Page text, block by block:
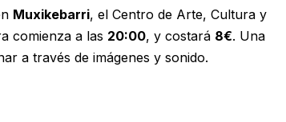
Muxikebarri, el Centro de Arte, Cultura y
comienza a las 20:00, y costará 8€. Una
a través de imágenes y sonido.